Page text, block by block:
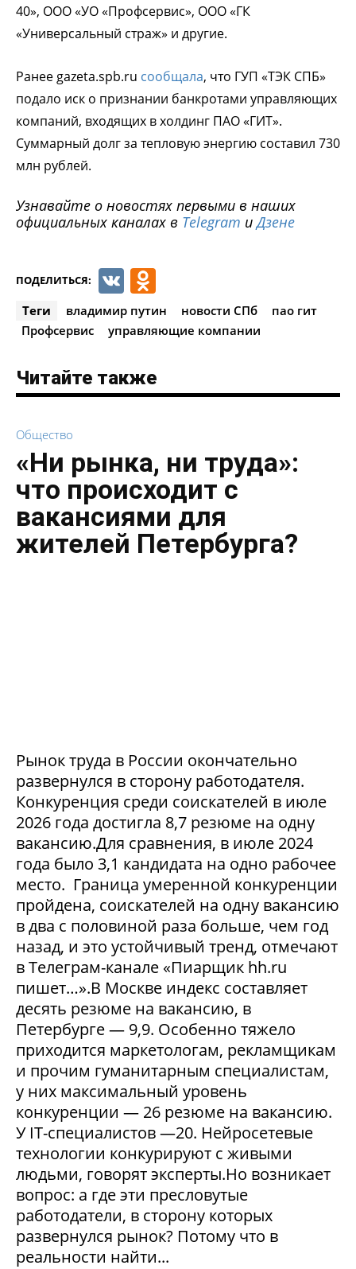
40», ООО «УО «Профсервис», ООО «ГК
«Универсальный страж» и другие.
Ранее gazeta.spb.ru сообщала, что ГУП «ТЭК СПБ»
подало иск о признании банкротами управляющих
компаний, входящих в холдинг ПАО «ГИТ».
Суммарный долг за тепловую энергию составил 730
млн рублей.
Узнавайте о новостях первыми в наших
официальных каналах в Telegram иДзене
ПОДЕЛИТЬСЯ: VK
Теги владимир путин новости СПб
пао гит
Профсервис
управляющие компании
Читайте также
Общество
«Ни рынка, ни труда»:
что происходит с
вакансиями для
жителей Петербурга?
Рынок труда в России окончательно
развернулся в сторону работодателя.
Конкуренция среди соискателей в июле
2026 года достигла 8,7 резюме на одну
вакансию.Для сравнения, в июле 2024
года было 3,1 кандидата на одно рабочее
место. Граница умеренной конкуренции
пройдена, соискателей на одну вакансию
в два с половиной раза больше, чем год
назад, и это устойчивый тренд, отмечают
в Телеграм-канале «Пиарщик hh.ru
пишет…».В Москве индекс составляет
десять резюме на вакансию, в
Петербурге — 9,9. Особенно тяжело
приходится маркетологам, рекламщикам
и прочим гуманитарным специалистам,
у них максимальный уровень
конкуренции — 26 резюме на вакансию.
У IT-специалистов —20. Нейросетевые
технологии конкурируют с живыми
людьми, говорят эксперты.Но возникает
вопрос: а где эти пресловутые
работодатели, в сторону которых
развернулся рынок? Потому что в
реальности найти...